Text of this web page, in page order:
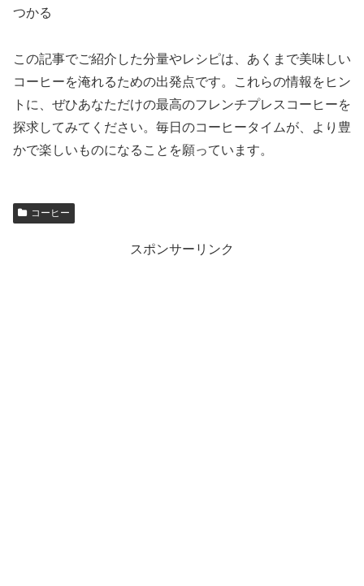
つかる
この記事でご紹介した分量やレシピは、あくまで美味しい
コーヒーを淹れるための出発点です。これらの情報をヒン
トに、ぜひあなただけの最高のフレンチプレスコーヒーを
探求してみてください。毎日のコーヒータイムが、より豊
かで楽しいものになることを願っています。
コーヒー
スポンサーリンク